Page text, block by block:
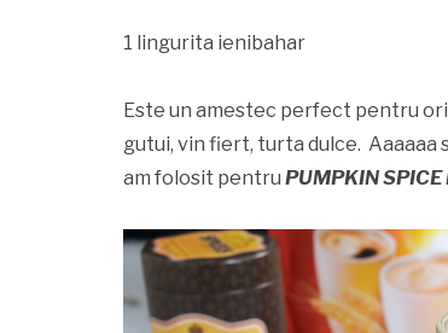
1 lingurita ienibahar
Este un amestec perfect pentru
gutui, vin fiert, turta dulce. Aaaaaa
am folosit pentru PUMPKIN SPICE